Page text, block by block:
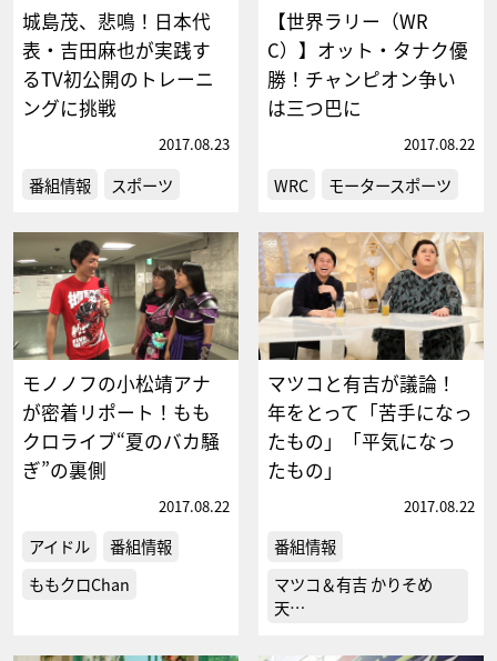
城島茂、悲鳴！日本代
表・吉田麻也が実践す
るTV初公開のトレーニ
ングに挑戦
2017.08.23
番組情報 スポーツ
【世界ラリー（WR
C）】オット・タナク優
勝！チャンピオン争い
は三つ巴に
2017.08.22
WRC モータースポーツ
モノノフの小松靖アナ
が密着リポート！もも
クロライブ“夏のバカ騒
ぎ”の裏側
2017.08.22
アイドル
番組情報
ももクロChan
マツコと有吉が議論！
年をとって「苦手になっ
たもの」「平気になっ
たもの」
2017.08.22
番組情報
マツコ＆有吉 かりそめ
天…